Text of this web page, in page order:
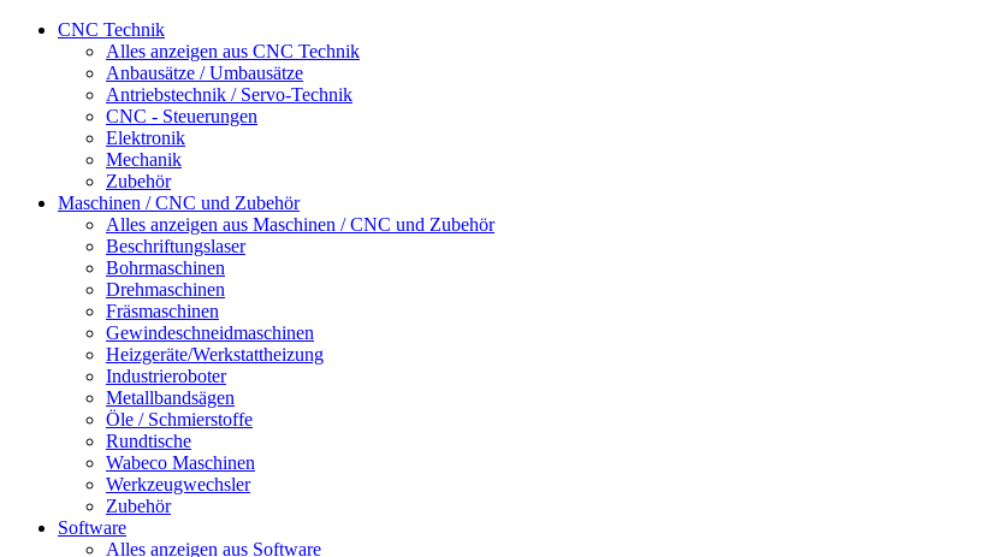
CNC Technik
Alles anzeigen aus CNC Technik
Anbausätze / Umbausätze
Antriebstechnik / Servo-Technik
CNC - Steuerungen
Elektronik
Mechanik
Zubehör
Maschinen / CNC und Zubehör
Alles anzeigen aus Maschinen / CNC und Zubehör
Beschriftungslaser
Bohrmaschinen
Drehmaschinen
Fräsmaschinen
Gewindeschneidmaschinen
Heizgeräte/Werkstattheizung
Industrieroboter
Metallbandsägen
Öle / Schmierstoffe
Rundtische
Wabeco Maschinen
Werkzeugwechsler
Zubehör
Software
Alles anzeigen aus Software